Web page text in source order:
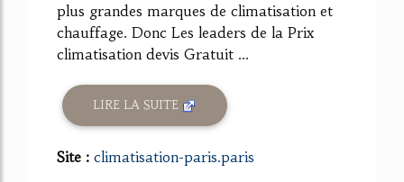
plus grandes marques de climatisation et
chauffage. Donc Les leaders de la Prix
climatisation devis Gratuit ...
LIRE LA SUITE
Site : climatisation-paris.paris